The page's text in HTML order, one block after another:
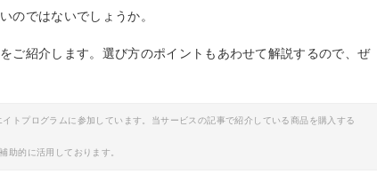
のではないでしょうか。
ご紹介します。選び方のポイントもあわせて解説するので、ぜ
トプログラムに参加しています。当サービスの記事で紹介している商品を購入する
助的に活用しております。